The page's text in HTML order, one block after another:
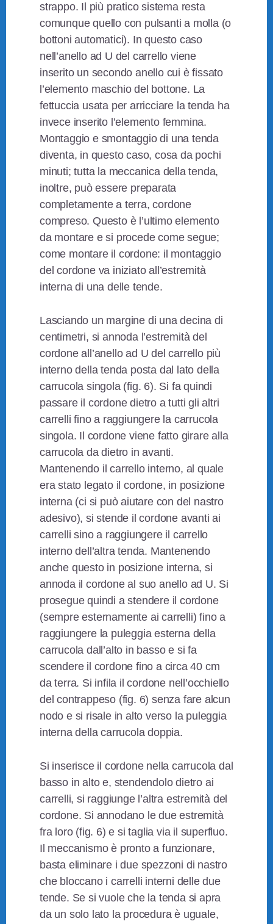
strappo. Il più pratico sistema resta
comunque quello con pulsanti a molla (o
bottoni automatici). In questo caso
nell’anello ad U del carrello viene
inserito un secondo anello cui è fissato
l’elemento maschio del bottone. La
fettuccia usata per arricciare la tenda ha
invece inserito l’elemento femmina.
Montaggio e smontaggio di una tenda
diventa, in questo caso, cosa da pochi
minuti; tutta la meccanica della tenda,
inoltre, può essere preparata
completamente a terra, cordone
compreso. Questo è l’ultimo elemento
da montare e si procede come segue;
come montare il cordone: il montaggio
del cordone va iniziato all’estremità
interna di una delle tende.
Lasciando un margine di una decina di
centimetri, si annoda l’estremità del
cordone all’anello ad U del carrello più
interno della tenda posta dal lato della
carrucola singola (fig. 6). Si fa quindi
passare il cordone dietro a tutti gli altri
carrelli fino a raggiungere la carrucola
singola. Il cordone viene fatto girare alla
carrucola da dietro in avanti.
Mantenendo il carrello interno, al quale
era stato legato il cordone, in posizione
interna (ci si può aiutare con del nastro
adesivo), si stende il cordone avanti ai
carrelli sino a raggiungere il carrello
interno dell’altra tenda. Mantenendo
anche questo in posizione interna, si
annoda il cordone al suo anello ad U. Si
prosegue quindi a stendere il cordone
(sempre esternamente ai carrelli) fino a
raggiungere la puleggia esterna della
carrucola dall’alto in basso e si fa
scendere il cordone fino a circa 40 cm
da terra. Si infila il cordone nell’occhiello
del contrappeso (fig. 6) senza fare alcun
nodo e si risale in alto verso la puleggia
interna della carrucola doppia.
Si inserisce il cordone nella carrucola dal
basso in alto e, stendendolo dietro ai
carrelli, si raggiunge l’altra estremità del
cordone. Si annodano le due estremità
fra loro (fig. 6) e si taglia via il superfluo.
Il meccanismo è pronto a funzionare,
basta eliminare i due spezzoni di nastro
che bloccano i carrelli interni delle due
tende. Se si vuole che la tenda si apra
da un solo lato la procedura è uguale,